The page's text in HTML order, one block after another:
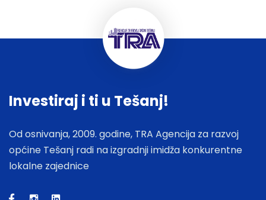
Investiraj i ti u Tešanj!
Od osnivanja, 2009. godine, TRA Agencija za razvoj
općine Tešanj radi na izgradnji imidža konkurentne
lokalne zajednice